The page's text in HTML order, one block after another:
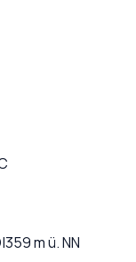
|359m ü. NN